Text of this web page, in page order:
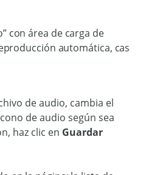
de audio, cambia el
de audio según sea
haz clic en Guardar